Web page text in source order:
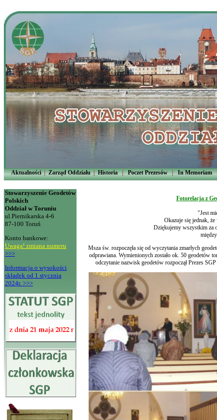
Aktualności|Zarząd Oddziału|Historia | Poczet Prezesów | In Memoriam
Stowarzyszenie Geodetów
Polskich
Oddział w Toruniu
ul.Piernikarska 4-6
87-100 Toruń
Konto bankowe:
Uwaga! zmiana numeru
>>>
Informacja o wysokości
składek od 1 stycznia
2024r. >>>
Fotorelacja z
"Jest
Okazuje się jednak,
Dziękujemy wszystkim za
Msza św. rozpoczęła się od wyczytania zmarłych
odprawiana. Wymienionych zostało ok. 50 geodetów
odczytanie nazwisk geodetów rozpoczął Prezes